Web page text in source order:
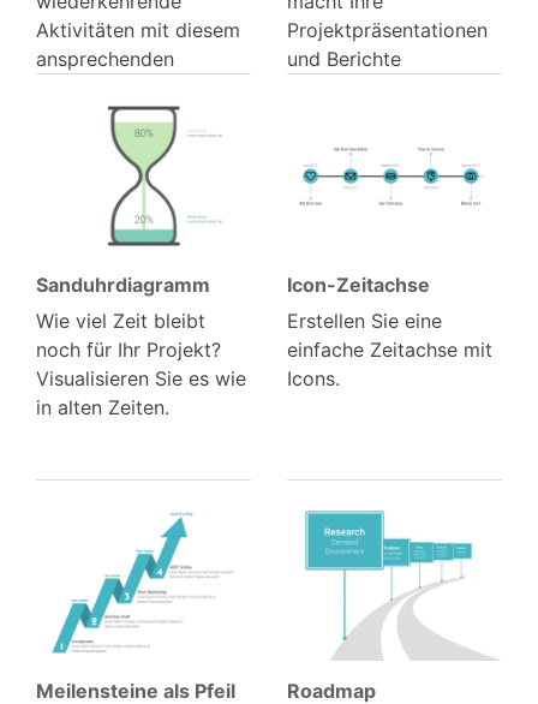
Aktivitäten mit diesem
ansprechenden
Projektpräsentationen
und Berichte
Sanduhr­diagramm
Wie viel Zeit bleibt
noch für Ihr Projekt?
Visualisieren Sie es wie
in alten Zeiten.
Icon-Zeitachse
Erstellen Sie eine
einfache Zeitachse mit
Icons.
Meilensteine als Pfeil
Roadmap